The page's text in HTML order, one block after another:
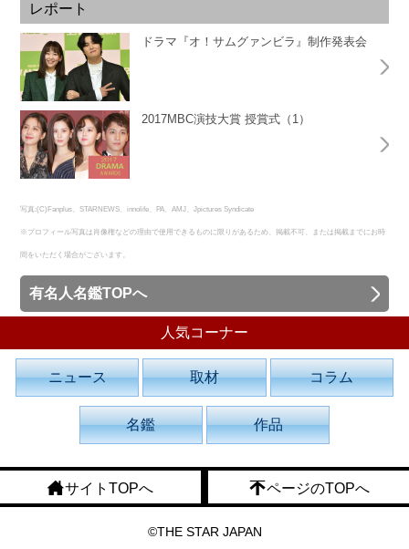
レポート
ドラマ『オ！サムグァンビラ』制作発表会
2017MBC演技大賞 授賞式（1）
写真:(C)Fanplus、STARNEWS、innolife、PA、AMJ、Jpictures Syndicate
※プロフィール写真は肖像権などの理由で使用できるものに限りがあるため、掲載不可、または掲載までにお時
間をいただく場合がございます。
有名人名鑑TOPへ
人気コーナー
ニュース 取材 コラム
名鑑 作品
サイトTOPへ ページのTOPへ
©THE STAR JAPAN